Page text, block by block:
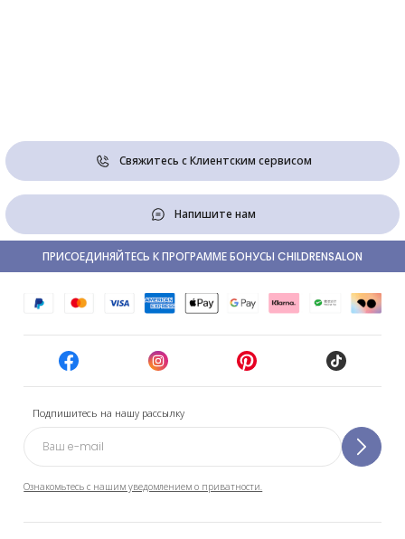
Свяжитесь с Клиентским сервисом
Напишите нам
Подпишитесь на нашу рассылку
Ознакомьтесь с нашим уведомлением о приватности.
ПРИСОЕДИНЯЙТЕСЬ К ПРОГРАММЕ БОНУСЫ CHILDRENSALON